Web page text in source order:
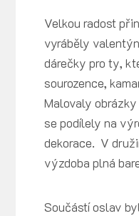
Velkou radost
vyráběly
dárečky pro ty,
sourozence,
Malovaly
se podílely na
dekorace. V
výzdoba plná
Součástí oslav